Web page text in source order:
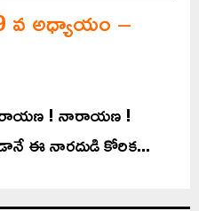
వ అధ్యాయం –
! నారాయణ !
ఈ నారదుడి కోరిక...